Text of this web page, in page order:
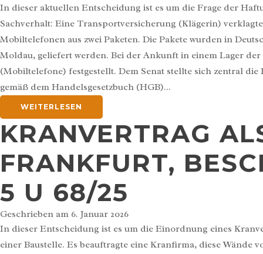
In dieser aktuellen Entscheidung ist es um die Frage der
Sachverhalt: Eine Transportversicherung (Klägerin)
Mobiltelefonen aus zwei Paketen. Die Pakete wurden in
Moldau, geliefert werden. Bei der Ankunft in einem Lager
(Mobiltelefone) festgestellt. Dem Senat stellte sich zentral
gemäß dem Handelsgesetzbuch (HGB)...
WEITERLESEN
KRANVERTRAG
FRANKFURT,
5 U 68/25
Geschrieben am 6. Januar 2026
In dieser Entscheidung ist es um die Einordnung eines
einer Baustelle. Es beauftragte eine Kranfirma, diese Wände